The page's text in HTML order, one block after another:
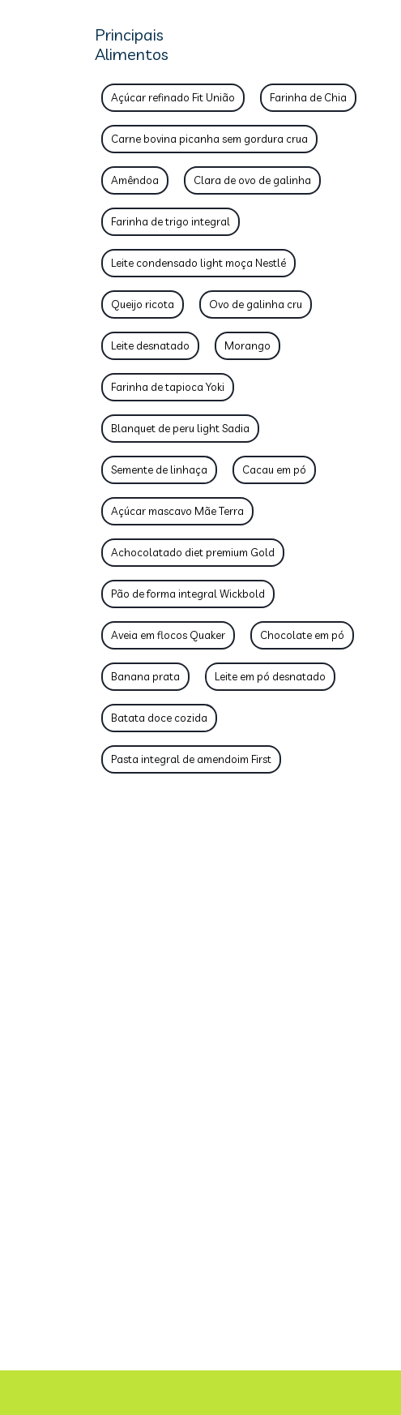
Principais
Alimentos
Açúcar refinado Fit União Farinha de Chia
Carne bovina picanha sem gordura crua
Amêndoa Clara de ovo de galinha
Farinha de trigo integral
Leite condensado light moça Nestlé
Queijo ricota Ovo de galinha cru
Leite desnatado Morango
Farinha de tapioca Yoki
Blanquet de peru light Sadia
Semente de linhaça Cacau em pó
Açúcar mascavo Mãe Terra
Achocolatado diet premium Gold
Pão de forma integral Wickbold
Aveia em flocos Quaker Chocolate em pó
Banana prata Leite em pó desnatado
Batata doce cozida
Pasta integral de amendoim First